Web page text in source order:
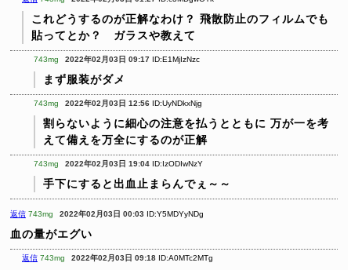
これどうするのが正解なわけ？ 飛散防止のフィルムでも
貼ってとか？ ガラスや教えて
743mg 2022年02月03日 09:17 ID:E1MjIzNzc
まず服装がダメ
743mg 2022年02月03日 12:56 ID:UyNDkxNjg
割らないように細心の注意を払うとともに 万が一を考
えて備えを万全にするのが正解
743mg 2022年02月03日 19:04 ID:IzODIwNzY
手下にすると出血止まらんでぇ～～
返信 743mg 2022年02月03日 00:03 ID:Y5MDYyNDg
血の量がエグい
返信 743mg 2022年02月03日 09:18 ID:A0MTc2MTg